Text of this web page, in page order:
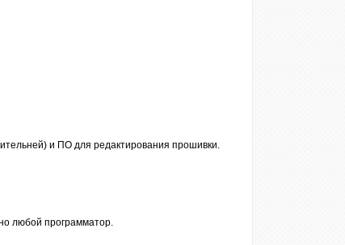
и ПО для редактирования прошивки.
любой программатор.